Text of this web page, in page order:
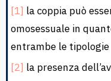
[1] la coppia può
omosessuale in
entrambe le tipologie
[2] la presenza